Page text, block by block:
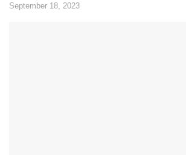
September 18, 2023